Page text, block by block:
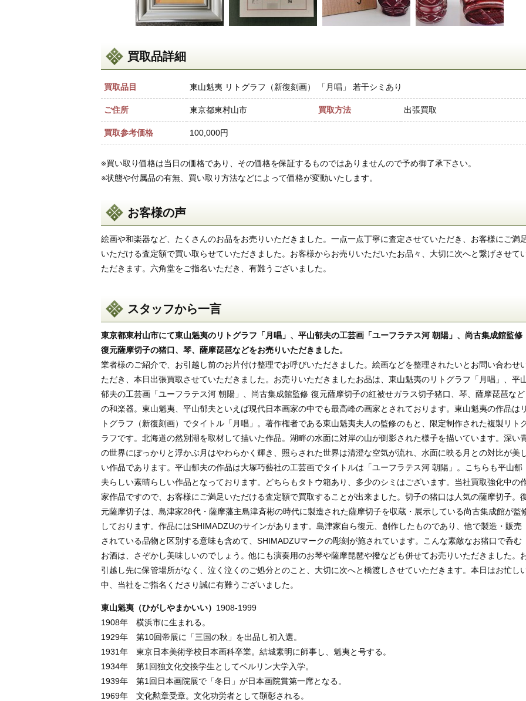
買取品詳細
買取品目 東山魁夷 リトグラフ（新復刻画） 「月唱」 若干シミあり
ご住所 東京都東村山市 買取方法 出張買取
買取参考価格 100,000円
※買い取り価格は当日の価格であり、その価格を保証するものではありませんので予め御了承下さい。
※状態や付属品の有無、買い取り方法などによって価格が変動いたします。
お客様の声
絵画や和楽器など、たくさんのお品をお売りいただきました。 一点一点丁寧に査定させていただき、お客様にご満
いただける査定額で買い取らせていただきました。お客様からお売りいただいたお品々、大切に次へと繋げさせて
ただきます。六角堂をご指名いただき、有難うございました。
スタッフから一言
東京都東村山市にて東山魁夷のリトグラフ「月唱」、平山郁夫の工芸画「ユーフラテス河 朝陽」、尚古集成館監修
復元薩摩切子の猪口、琴、薩摩琵琶などをお売りいただきました。
業者様のご紹介で、お引越し前のお片付け整理でお呼びいただきました。絵画などを整理されたいとお問い合わせ
ただき、本日出張買取させていただきました。お売りいただきましたお品は、東山魁夷のリトグラフ「月唱」、平
郁夫の工芸画「ユーフラテス河 朝陽」、尚古集成館監修 復元薩摩切子の紅被せガラス切子猪口、琴、薩摩琵琶など
の和楽器。東山魁夷、平山郁夫といえば現代⽇本画家の中でも最⾼峰の画家とされております。東山魁夷の作品はリ
トグラフ（新復刻画）でタイトル「月唱」。著作権者である東山魁夷夫人の監修のもと、限定制作された複製リト
ラフです。北海道の然別湖を取材して描いた作品。湖畔の水面に対岸の山が倒影された様子を描いています。深い
の世界にぽっかりと浮かぶ月はやわらかく輝き、照らされた世界は清澄な空気が流れ、水面に映る月との対比が美
い作品であります。平山郁夫の作品は大塚巧藝社の工芸画でタイトルは「ユーフラテス河 朝陽」。こちらも平山郁
夫らしい素晴らしい作品となっております。どちらもタトウ箱あり、多少のシミはございます。当社買取強化中の
家作品ですので、お客様にご満足いただける査定額で買取することが出来ました。切子の猪口は人気の薩摩切子。
元薩摩切子は、島津家28代・薩摩藩主島津斉彬の時代に製造された薩摩切子を収蔵・展示している尚古集成館が監
しております。作品にはSHIMADZUのサインがあります。島津家自ら復元、創作したものであり、他で製造・販売
されている品物と区別する意味も含めて、SHIMADZUマークの彫刻が施されています。こんな素敵なお猪口で呑む
お酒は、さぞかし美味しいのでしょう。他にも演奏用のお琴や薩摩琵琶や撥なども併せてお売りいただきました。
引越し先に保管場所がなく、泣く泣くのご処分とのこと、大切に次へと橋渡しさせていただきます。本日はお忙し
中、当社をご指名くださり誠に有難うございました。
東山魁夷（ひがしやまかいい） 1908-1999
1908年 横浜市に生まれる。
1929年 第10回帝展に「三国の秋」を出品し初入選。
1931年 東京日本美術学校日本画科卒業。結城素明に師事し、魁夷と号する。
1934年 第1回独文化交換学生としてベルリン大学入学。
1939年 第1回日本画院展で「冬日」が日本画院賞第一席となる。
1969年 文化勲章受章。文化功労者として顕彰される。